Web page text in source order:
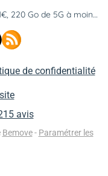
Carte SIM à 1€, 220 Go de 5G à moins de 10€ et tout ça sans engagement : ce forfait est complètement fou !
de confidentialité
Bemove - Paramétrer les
avis